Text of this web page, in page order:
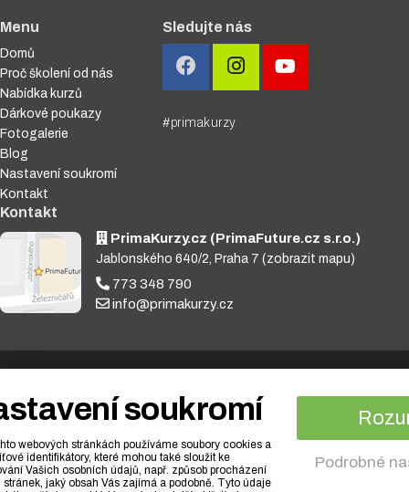
Menu
Domů
Proč školení od nás
Nabídka kurzů
Dárkové poukazy
Fotogalerie
Blog
Nastavení soukromí
Kontakt
Kontakt
PrimaKurzy.cz (PrimaFuture.cz s.r.o.)
Jablonského 640/2, Praha 7 (zobrazit mapu)
773 348 790
info@primakurzy.cz
Sledujte nás
#primakurzy
Ochrana osobních údajů soukromí
webových stránkách používáme soubory cookies a
identifikátory, které mohou také sloužit ke
Vašich osobních údajů, např. způsob procházení
jaký obsah Vás zajímá a podobně. Tyto údaje
Podrobné